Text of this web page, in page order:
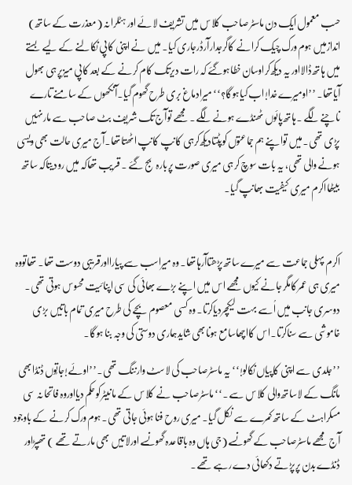
حسب معمول ایک دن ماسٹر صاحب کلاس میں تشریف لائے اور ہٹلرانہ(معذرت کے ساتھ)
اندازمیں ہوم ورک چیک کرانے کاگرجدار آرڈرجاری کیا۔ میں نے اپنی کاپی نکالنے کے لیے بستے
میں ہاتھ ڈالااور یہ دیکھ کر اوسان خطاہوگئے کہ رات دیرتک کام کرنے کے بعد کاپی میزپر ہی بھول
آیاتھا۔ ’’اومیرے خدا! اب کیاہوگا؟‘‘ میرادماغ بری طرح گھوم گیا۔آنکھوں کے سامنے تارے
ناچنے لگے ۔ہاتھ پائوں ٹھنڈے ہونے لگے۔ مجھے تو آج تک شریف بٹ صاحب سے مارنہیں
پڑی تھی۔میں تواپنے ہم جماعتوں کوپٹتادیکھ کرہی کانپ کانپ اٹھتاتھا۔آج میری حالت بھی ویسی
ہونے والی تھی، یہ بات سوچ کر ہی میری صورت پر بارہ بج گئے ۔ قریب تھاکہ میں رو دیتاکہ ساتھ
بیٹھا اکرم میری کیفیت بھانپ گیا۔
اکرم پہلی جماعت سے میرے ساتھ پڑھتاآرہاتھا۔ وہ میراسب سے پیارااورقریبی دوست تھا۔ تھاتووہ
میری ہی عمرکامگر جانے کیوں مجھے اس میں اپنے بڑے بھائی کی سی اپنائیت محسوس ہوتی تھی۔
دوسری جانب میں اُسے بہت لیکچردیاکرتا۔ وہ کسی معصوم بچے کی طرح میری تمام باتیں بڑی
خاموشی سے سناکرتا۔اس کااچھاسامع ہونابھی شایدہماری دوستی کی وجہ بنا ہوگا۔
’’جلدی سے اپنی کاپیاں نکالو!‘‘ یہ ماسٹرصاحب کی لاسٹ وارننگ تھی۔’’اوئے!جاتُوں ڈنڈابھی
مانگ کے لاساتھ والی کلاس سے۔‘‘ ماسٹرصاحب نے کلاس کے مانیٹر کو حکم دیااوروہ فاتحانہ سی
مسکراہٹ کے ساتھ کمرے سے نکل گیا۔ میری روح فنا ہوئی جاتی تھی۔ہوم ورک کرنے کے باوجود
آج مجھے ماسٹرصاحب کے گھونسے(جی ہاں وہ باقاعدہ گھونسے اورلاتیں بھی مارتے تھے ) تھپڑاور
ڈنڈے بدن پرپڑتے دکھائی دے رہے تھے۔